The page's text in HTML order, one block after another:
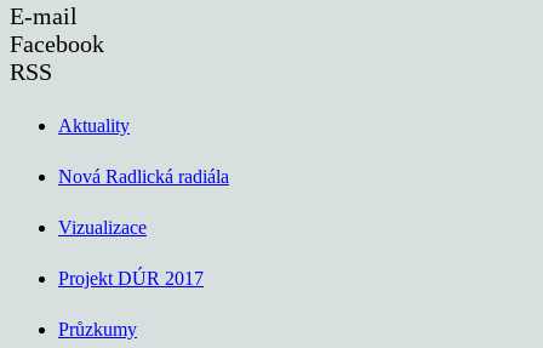
E-mail
Facebook
RSS
Aktuality
Nová Radlická radiála
Vizualizace
Projekt DÚR 2017
Průzkumy